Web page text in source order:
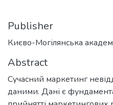
Publisher
Києво-Могілянська
Abstract
Сучасний маркетинг
даними. Дані є